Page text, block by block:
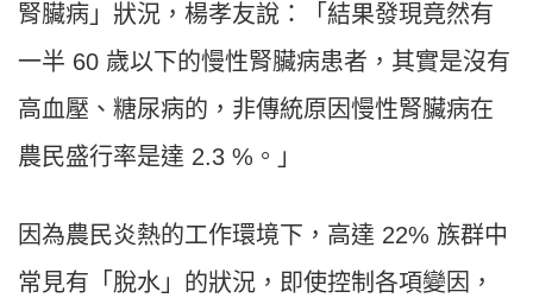
腎臟病」狀況，楊孝友說：「結果發現竟然有
一半 60 歲以下的慢性腎臟病患者，其實是沒有
高血壓、糖尿病的，非傳統原因慢性腎臟病在
農民盛行率是達 2.3 %。」
因為農民炎熱的工作環境下，高達 22% 族群中
常見有「脫水」的狀況，即使控制各項變因，